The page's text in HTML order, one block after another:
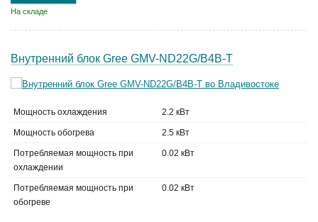
На складе
Внутренний блок Gree GMV-ND22G/B4B-T
Мощность охлаждения 2.2 кВт
Мощность обогрева 2.5 кВт
Потребляемая мощность при
охлаждении
0.02 кВт
Потребляемая мощность при
обогреве
0.02 кВт